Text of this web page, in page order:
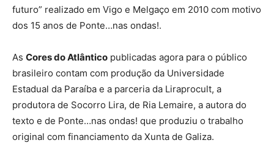
futuro” realizado em Vigo e Melgaço em 2010 com motivo
dos 15 anos de Ponte…nas ondas!.
As Cores do Atlântico publicadas agora para o público
brasileiro contam com produção da Universidade
Estadual da Paraíba e a parceria da Liraprocult, a
produtora de Socorro Lira, de Ria Lemaire, a autora do
texto e de Ponte…nas ondas! que produziu o trabalho
original com financiamento da Xunta de Galiza.